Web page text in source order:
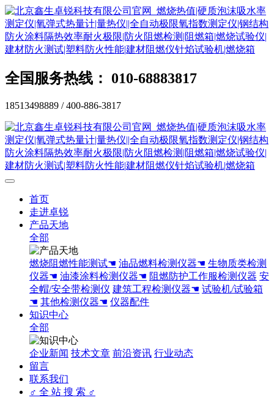
全国服务热线： 010-68883817
18513498889 / 400-886-3817
首页
走进卓锐
产品天地
全部
燃烧阻燃性能测试☚ 油品燃料检测仪器☚ 生物质类检测
仪器☚ 油漆涂料检测仪器☚ 阻燃防护工作服检测仪器 安
全帽/安全带检测仪 建筑工程检测仪器☚ 试验机/试验箱
☚ 其他检测仪器☚ 仪器配件
知识中心
全部
企业新闻 技术文章 前沿资讯 行业动态
留言
联系我们
♂ 全 站 搜 索 ♂